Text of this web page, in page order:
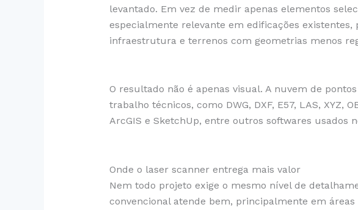
levantado. Em vez de medir apenas elementos
especialmente relevante em edificações
infraestrutura e terrenos com geometrias menos
O resultado não é apenas visual. A nuvem de
trabalho técnicos, como DWG, DXF, E57, LAS, XYZ,
ArcGIS e SketchUp, entre outros softwares usados
Onde o laser scanner entrega mais valor
Nem todo projeto exige o mesmo nível de
convencional atende bem, principalmente em